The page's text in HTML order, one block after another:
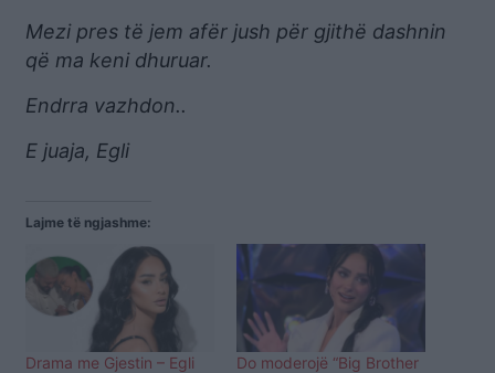
Mezi pres të jem afër jush për gjithë dashnin
që ma keni dhuruar.
Endrra vazhdon..
E juaja, Egli
Lajme të ngjashme:
Drama me Gjestin – Egli
Do moderojë “Big Brother